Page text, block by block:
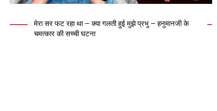
मेरा सर फट रहा था – क्या गलती हुई मुझे प्रभु – हनुमानजी के
चमत्कार की सच्ची घटना